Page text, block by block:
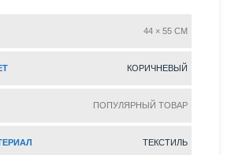
44 × 55 CM
КОРИЧНЕВЫЙ
ПОПУЛЯРНЫЙ ТОВАР
ТЕКСТИЛЬ